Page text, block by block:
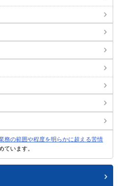
業務の範囲や程度を明らかに超える苦情
ています。